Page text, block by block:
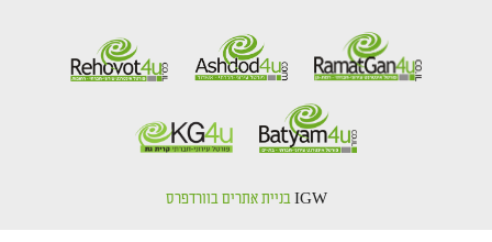
IGW בניית אתרים בוורדפרס